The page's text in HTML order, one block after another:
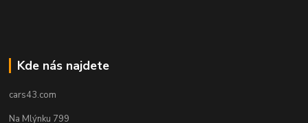
Kde nás najdete
cars43.com
Na Mlýnku 799